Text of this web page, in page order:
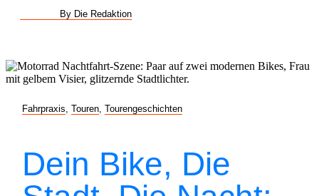
By Die Redaktion
Fahrpraxis Touren Tourengeschichten
Dein Bike, Die